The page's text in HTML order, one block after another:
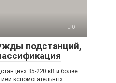
0
подстанций,
35-220 кВ и более
вспомогательных